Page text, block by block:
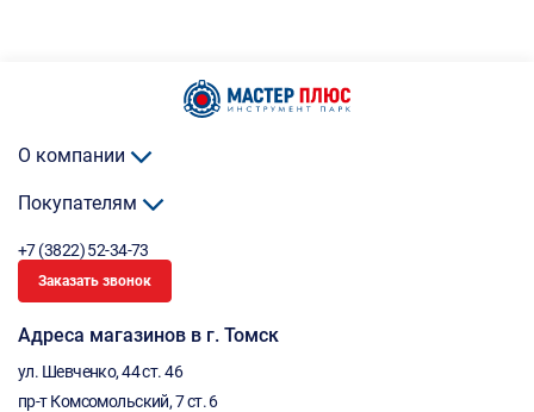
О компании
Покупателям
+7 (3822) 52-34-73
Заказать звонок
Адреса магазинов в г. Томск
ул. Шевченко, 44 ст. 46
пр-т Комсомольский, 7 ст. 6